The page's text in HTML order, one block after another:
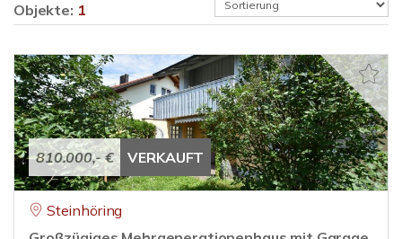
Objekte: 1
810.000,- € VERKAUFT
Steinhöring